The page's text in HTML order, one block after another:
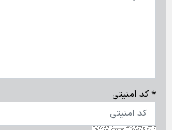
* کد امنیتی